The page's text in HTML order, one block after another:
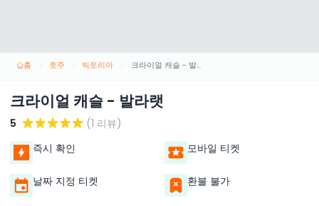
홈 호주 빅토리아 크라이얼 캐슬 - 발라랫
크라이얼 캐슬 - 발라랫
5
(1 리뷰)
즉시 확인
모바일 티켓
날짜 지정 티켓 환불 불가